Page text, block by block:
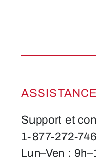
Support et
1-877-272-
Lun–Ven :